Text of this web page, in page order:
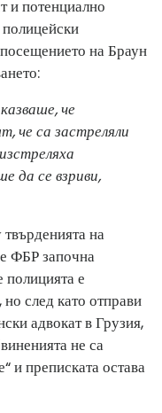
и потенциално
на Браун
че
че са застреляли
да се взриви,
на
ФБР започна
полицията е
след като отправи
адвокат в Грузия,
не са
и преписката остава